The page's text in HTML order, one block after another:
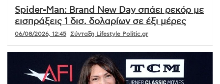
Spider-Man: Brand New Day σπάει ρεκόρ με
εισπράξεις 1 δισ. δολαρίων σε έξι μέρες
06/08/2026, 12:45 Σύνταξη Lifestyle Politic.gr